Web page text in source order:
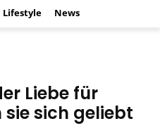
Lifestyle News
Liebe für
sie sich geliebt